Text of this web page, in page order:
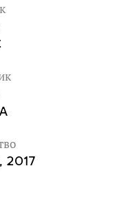
2017